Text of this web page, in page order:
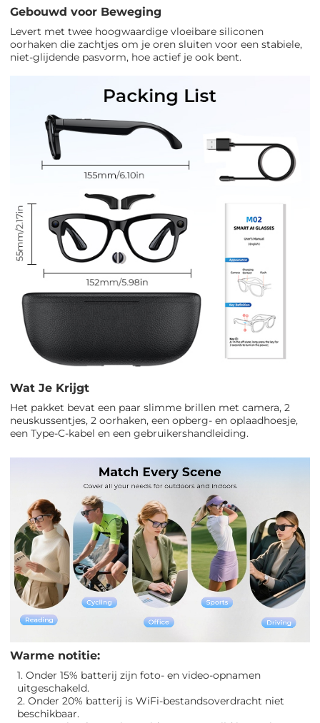
Gebouwd voor Beweging
Levert met twee hoogwaardige vloeibare siliconen
oorhaken die zachtjes om je oren sluiten voor een stabiele,
niet-glijdende pasvorm, hoe actief je ook bent.
Wat Je Krijgt
Het pakket bevat een paar slimme brillen met camera, 2
neuskussentjes, 2 oorhaken, een opberg- en oplaadhoesje,
een Type-C-kabel en een gebruikershandleiding.
Warme notitie:
1. Onder 15% batterij zijn foto- en video-opnamen
uitgeschakeld.
2. Onder 20% batterij is WiFi-bestandsoverdracht niet
beschikbaar.